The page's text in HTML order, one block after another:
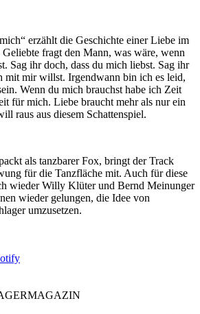
erzählt die Geschichte einer Liebe im
fragt den Mann, was wäre, wenn
Sag ihr doch, dass du mich liebst. Sag ihr
mit mir willst. Irgendwann bin ich es leid,
Wenn du mich brauchst habe ich Zeit
für mich. Liebe braucht mehr als nur ein
raus aus diesem Schattenspiel.
als tanzbarer Fox, bringt der Track
für die Tanzfläche mit. Auch für diese
wieder Willy Klüter und Bernd Meinunger
wieder gelungen, die Idee von
umzusetzen.